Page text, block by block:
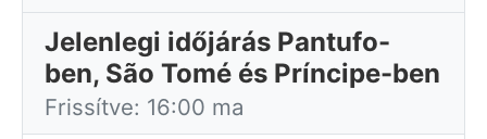
Jelenlegi időjárás Pantufo-
ben, São Tomé és Príncipe-ben
Frissítve: 16:00 ma